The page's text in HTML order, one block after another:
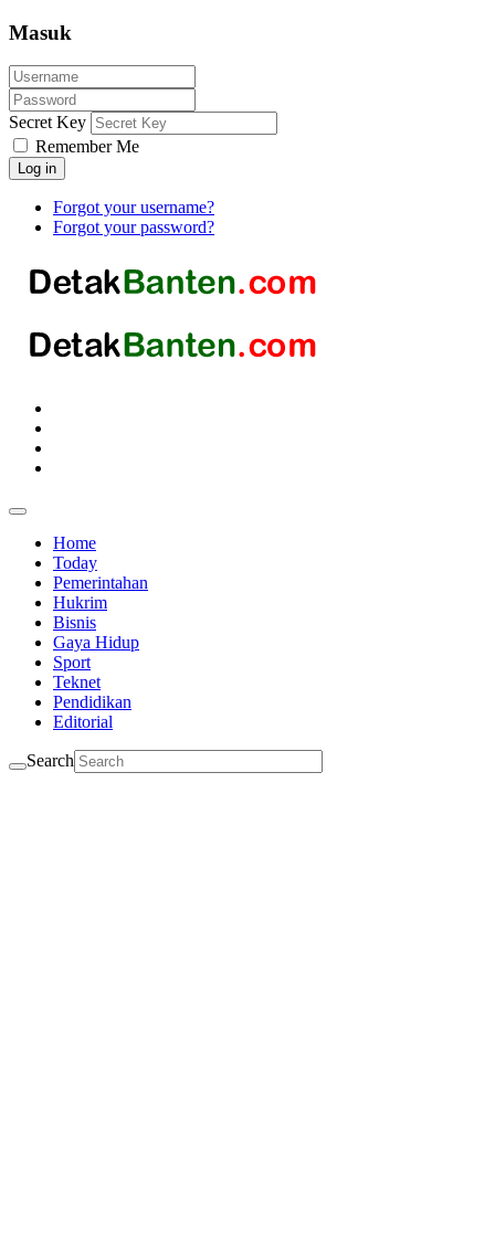
Masuk
Secret Key
Remember Me
Log in
Forgot your username?
Forgot your password?
Home
Today
Pemerintahan
Hukrim
Bisnis
Gaya Hidup
Sport
Teknet
Pendidikan
Editorial
Search